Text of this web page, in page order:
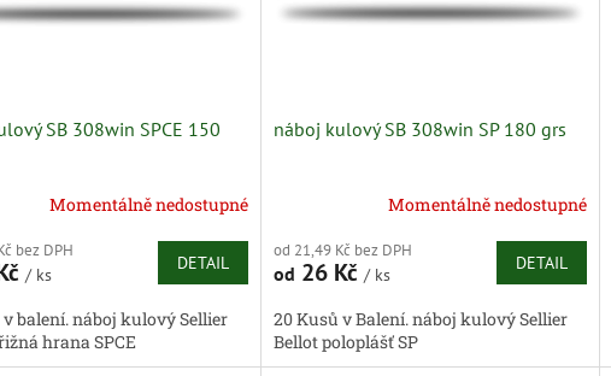
SB 308win SPCE 150
Momentálně nedostupné
bez DPH
/ ks
DETAIL
balení. náboj kulový Sellier
hrana SPCE
náboj kulový SB 308win SP 180 grs
Momentálně nedostupné
od 21,49 Kč bez DPH
od 26 Kč / ks
DETAIL
20 Kusů v Balení. náboj kulový Sellier
Bellot poloplášť SP